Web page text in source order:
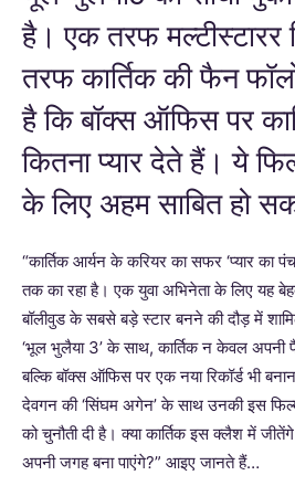
है। एक तरफ मल्टीस्टारर
तरफ कार्तिक की फैन
है कि बॉक्स ऑफिस पर
कितना प्यार देते हैं। ये
के लिए अहम साबित हो
“कार्तिक आर्यन के करियर का सफर ‘प्यार का
तक का रहा है। एक युवा अभिनेता के लिए यह
बॉलीवुड के सबसे बड़े स्टार बनने की दौड़ में
‘भूल भुलैया 3’ के साथ, कार्तिक न केवल अपनी
बल्कि बॉक्स ऑफिस पर एक नया रिकॉर्ड भी
देवगन की ‘सिंघम अगेन’ के साथ उनकी इस
को चुनौती दी है। क्या कार्तिक इस क्लैश में
अपनी जगह बना पाएंगे?” आइए जानते हैं…